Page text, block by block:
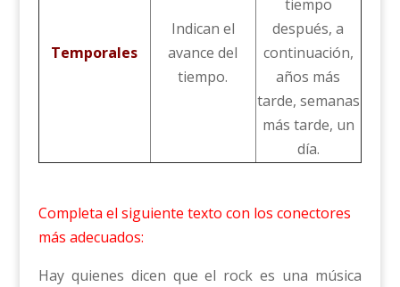
Temporales
Indican el
avance del
tiempo.
tiempo
después, a
continuación,
años más
tarde, semanas
más tarde, un
día.
Completa el siguiente texto con los conectores
más adecuados:
Hay quienes dicen que el rock es una música